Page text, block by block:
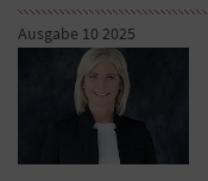
Ausgabe 10 2025